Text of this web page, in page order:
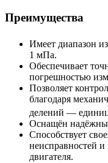
Преимущества
Имеет диапазон
1 мПа.
Обеспечивает
погрешностью
Позволяет
благодаря
делений —
Оснащён
Способствует
неисправностей
двигателя.